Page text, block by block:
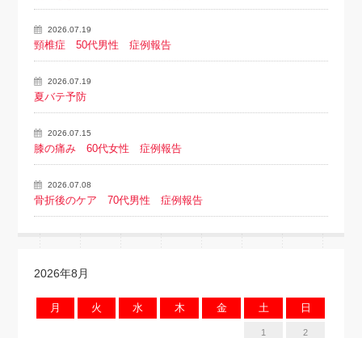
2026.07.19
頸椎症 50代男性 症例報告
2026.07.19
夏バテ予防
2026.07.15
膝の痛み 60代女性 症例報告
2026.07.08
骨折後のケア 70代男性 症例報告
2026年8月
月 火 水 木 金 土 日
1 2